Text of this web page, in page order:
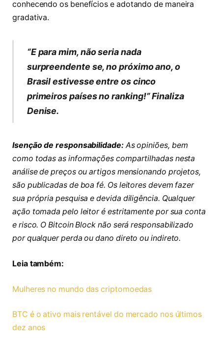
conhecendo os benefícios e adotando de maneira
gradativa.
“E para mim, não seria nada
surpreendente se, no próximo ano, o
Brasil estivesse entre os cinco
primeiros países no ranking!” Finaliza
Denise.
Isenção de responsabilidade:As opiniões, bem
como todas as informações compartilhadas nesta
análise de preços ou artigos mensionando projetos,
são publicadas de boa fé. Os leitores devem fazer
sua própria pesquisa e devida diligência. Qualquer
ação tomada pelo leitor é estritamente por sua conta
e risco. O Bitcoin Block não será responsabilizado
por qualquer perda ou dano direto ou indireto.
Leia também:
Mulheres no mundo das criptomoedas
BTC é o ativo mais rentável do mercado nos últimos
dez anos